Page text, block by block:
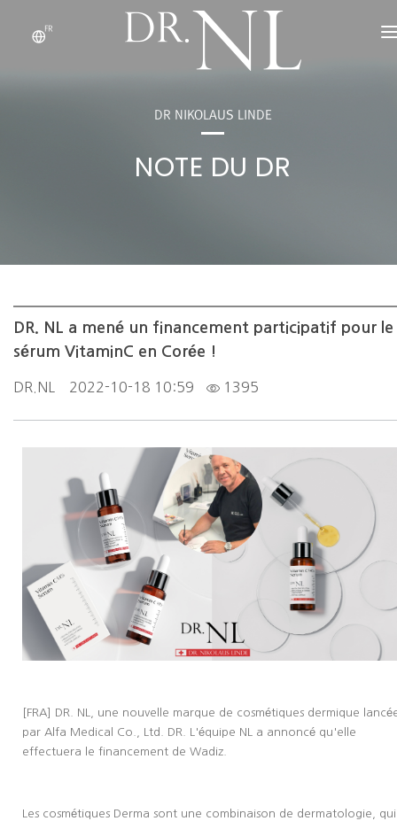
FR
DR NIKOLAUS LINDE
NOTE DU DR
DR. NL a mené un financement participatif pour le
sérum VitaminC en Corée !
DR.NL 2022-10-18 10:59 1395
[FRA]
DR. NL, une nouvelle marque de cosmétiques dermique
par Alfa Medical Co., Ltd. DR. L'équipe NL a annoncé qu'elle
effectuera le financement de Wadiz.
Les cosmétiques Derma sont une combinaison de dermatologie, qui